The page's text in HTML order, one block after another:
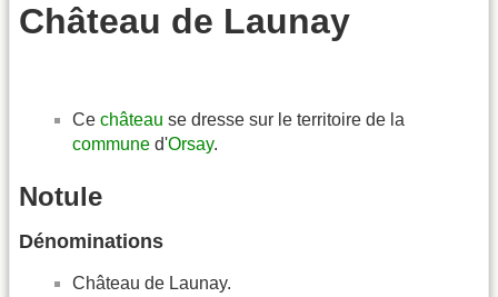
Château de Launay
Ce château se dresse sur le territoire de la
commune d'Orsay.
Notule
Dénominations
Château de Launay.